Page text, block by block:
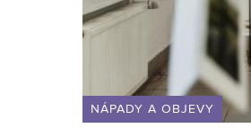
NÁPADY A OBJEVY